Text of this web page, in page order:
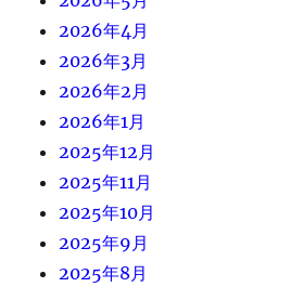
2026年4月
2026年3月
2026年2月
2026年1月
2025年12月
2025年11月
2025年10月
2025年9月
2025年8月